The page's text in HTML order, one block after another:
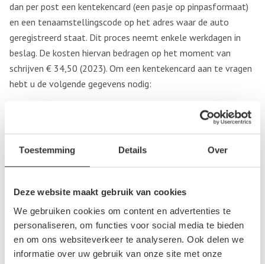
Toestemming Details Over
Deze website maakt gebruik van cookies
We gebruiken cookies om content en advertenties te
personaliseren, om functies voor social media te bieden
en om ons websiteverkeer te analyseren. Ook delen we
informatie over uw gebruik van onze site met onze
dan per post een kentekencard (een pasje op pinpasformaat)
en een tenaamstellingscode op het adres waar de auto
geregistreerd staat. Dit proces neemt enkele werkdagen in
beslag. De kosten hiervan bedragen op het moment van
schrijven € 34,50 (2023). Om een kentekencard aan te vragen
hebt u de volgende gegevens nodig:
Tenaamstellingscodes kwijt
tenaamstellingscodes kwijt geraakt? Dan kunt u op de
website van de RDWeen nieuwe tenaamstellingscode
aanvragen. De kosten hiervoor bedragen op het moment van
schrijven slechts € 1,10 (2023). Om de tenaamstellingscode
aan te vragen hebt u onderstaande gegevens nodig: